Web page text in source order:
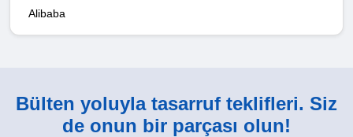
Alibaba
Bülten yoluyla tasarruf teklifleri. Siz
de onun bir parçası olun!